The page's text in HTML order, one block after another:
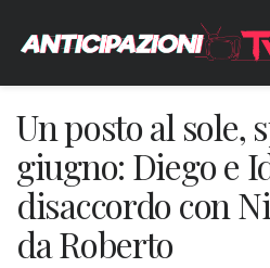
Un posto al sole,
giugno: Diego e
disaccordo con
da Roberto